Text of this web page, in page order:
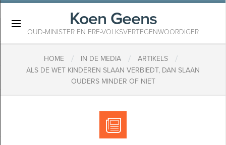
Koen Geens
OUD-MINISTER EN ERE-VOLKSVERTEGENWOORDIGER
HOME / IN DE MEDIA / ARTIKELS /
ALS DE WET KINDEREN SLAAN VERBIEDT, DAN SLAAN
OUDERS MINDER OF NIET